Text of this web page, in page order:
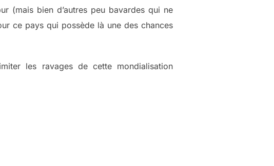
(mais bien d’autres peu bavardes qui ne
ce pays qui possède là une des chances
les ravages de cette mondialisation